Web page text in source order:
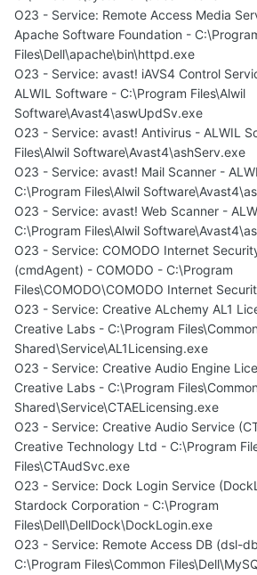
O23 - Service: Remote Access Media
Apache Software Foundation -
Files\Dell\apache\bin\httpd.exe
O23 - Service: avast! iAVS4 Control
ALWIL Software - C:\Program Files\Alwil
Software\Avast4\aswUpdSv.exe
O23 - Service: avast! Antivirus - ALWIL
Files\Alwil Software\Avast4\ashServ.exe
O23 - Service: avast! Mail Scanner -
C:\Program Files\Alwil
O23 - Service: avast! Web Scanner -
C:\Program Files\Alwil
O23 - Service: COMODO Internet
(cmdAgent) - COMODO - C:\Program
Files\COMODO\COMODO Internet
O23 - Service: Creative ALchemy AL1
Creative Labs - C:\Program
Shared\Service\AL1Licensing.exe
O23 - Service: Creative Audio Engine
Creative Labs - C:\Program
Shared\Service\CTAELicensing.exe
O23 - Service: Creative Audio Service
Creative Technology Ltd - C:\Program
Files\CTAudSvc.exe
O23 - Service: Dock Login Service
Stardock Corporation - C:\Program
Files\Dell\DellDock\DockLogin.exe
O23 - Service: Remote Access DB (dsl-
C:\Program Files\Common